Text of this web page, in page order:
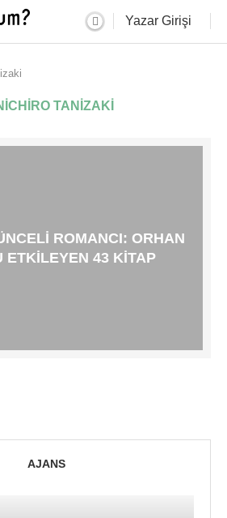
Yazar Girişi
TANIZAKI
ROMANCI: ORHAN
ETKILEYEN 43 KITAP
AJANS